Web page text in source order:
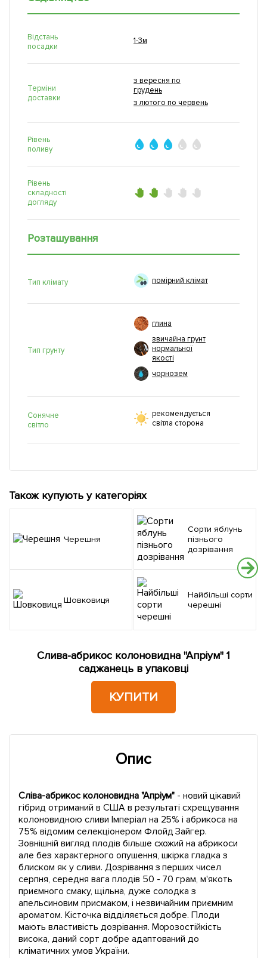
Відстань
посадки
1-3м
Терміни
доставки
з вересня по
грудень
з лютого по червень
Рівень
поливу
Рівень
складності
догляду
Розташування
Тип клімату помірний клімат
Тип грунту
глина
звичайна грунт
нормальної
якості
чорнозем
Сонячне
світло
рекомендується
світла сторона
Також купують у категоріях
Черешня
Шовковиця
Сорти яблунь
пізнього
дозрівання
Найбільші сорти
черешні
Слива-абрикос колоновидна "Апріум" 1
саджанець в упаковці
КУПИТИ
Опис
Сліва-абрикос колоновидна "Апріум" - новий цікавий
гібрид отриманий в США в результаті схрещування
колоновидною сливи Імперіал на 25% і абрикоса на
75% відомим селекціонером Флойд Зайгер.
Зовнішній вигляд плодів більше схожий на абрикоси
але без характерного опушення, шкірка гладка з
блиском як у сливи. Дозрівання з перших чисел
серпня, середня вага плодів 50 - 70 грам, м'якоть
приємного смаку, щільна, дуже солодка з
апельсиновим присмаком, і незвичайним приємним
ароматом. Кісточка відділяється добре. Плоди
мають властивість дозрівання. Морозостійкість
висока, даний сорт добре адаптований до
кліматичних умов України.